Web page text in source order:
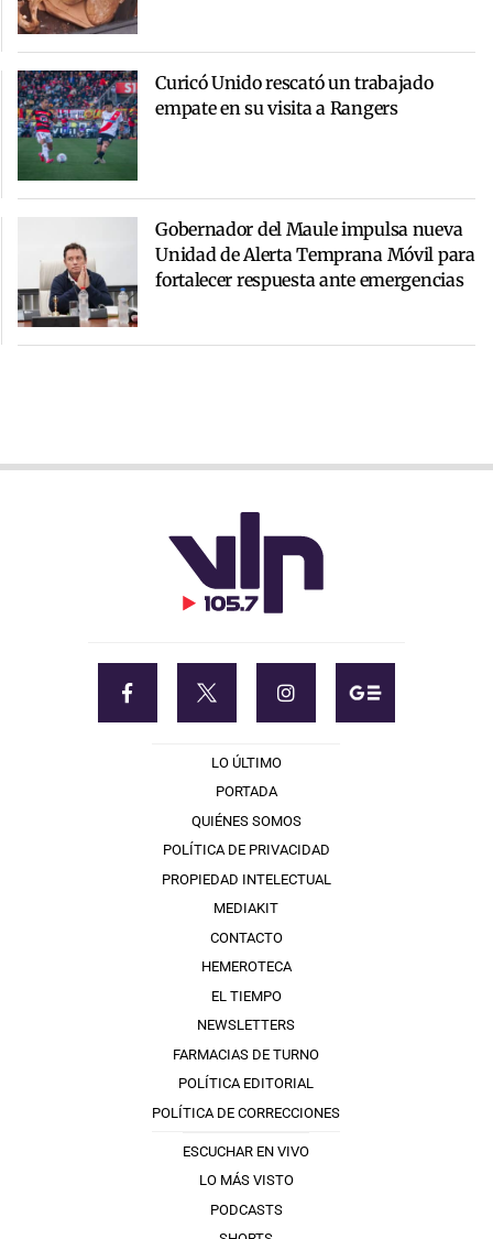
Curicó Unido rescató un trabajado
empate en su visita a Rangers
Gobernador del Maule impulsa nueva
Unidad de Alerta Temprana Móvil para
fortalecer respuesta ante emergencias
LO ÚLTIMO
PORTADA
QUIÉNES SOMOS
POLÍTICA DE PRIVACIDAD
PROPIEDAD INTELECTUAL
MEDIAKIT
CONTACTO
HEMEROTECA
EL TIEMPO
NEWSLETTERS
FARMACIAS DE TURNO
POLÍTICA EDITORIAL
POLÍTICA DE CORRECCIONES
ESCUCHAR EN VIVO
LO MÁS VISTO
PODCASTS